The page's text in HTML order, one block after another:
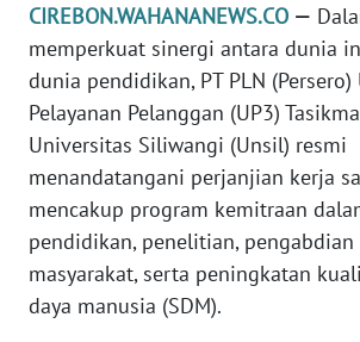
CIREBON.WAHANANEWS.CO —
memperkuat sinergi antara dunia
dunia pendidikan, PT PLN
Pelayanan Pelanggan (UP3)
Universitas Siliwangi (Unsil) resmi
menandatangani perjanjian kerja
mencakup program kemitraan
pendidikan, penelitian, pengabdian
masyarakat, serta peningkatan
daya manusia (SDM).
DISCLAIMER
Wahana
News
Regional
WN
SUMUT
WN
JAKARTA